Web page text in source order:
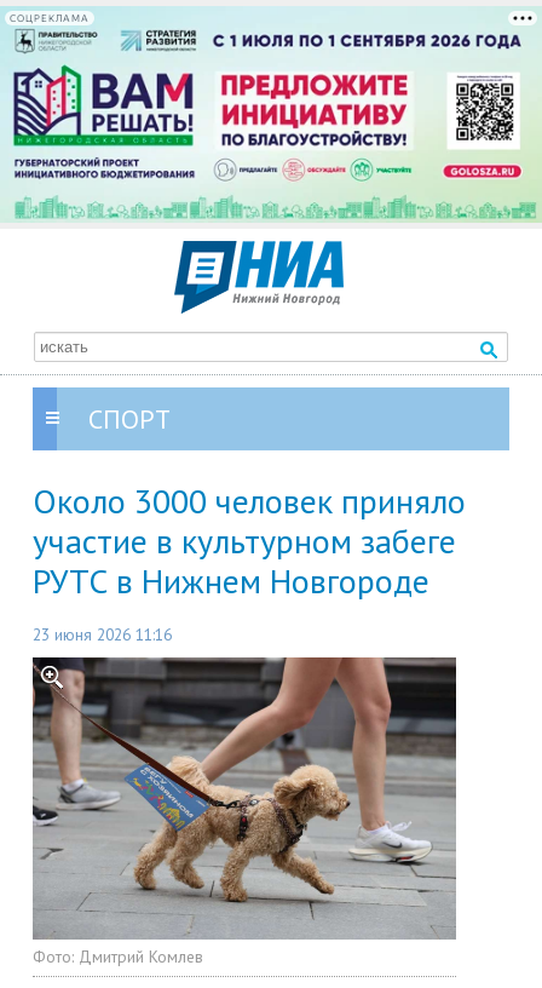
СОЦРЕКЛАМА
СПОРТ
Около 3000 человек приняло
участие в культурном забеге
РУТС в Нижнем Новгороде
23 июня 2026 11:16
Фото: Дмитрий Комлев